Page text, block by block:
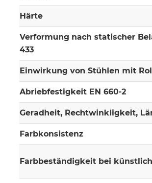
Härte
Verformung nach statischer
433
Einwirkung von Stühlen mit
Abriebfestigkeit EN 660-2
Geradheit, Rechtwinkligkeit,
Farbkonsistenz
Farbbeständigkeit bei